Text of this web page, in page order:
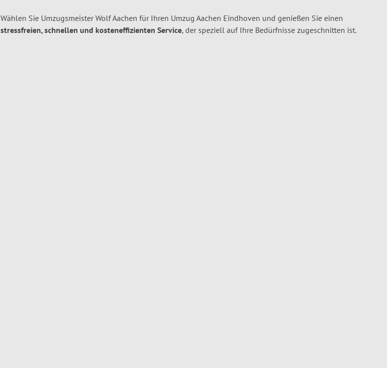
Wählen Sie Umzugsmeister Wolf Aachen für Ihren Umzug Aachen Eindhoven und genießen Sie einen
stressfreien, schnellen und kosteneffizienten Service, der speziell auf Ihre Bedürfnisse zugeschnitten ist.